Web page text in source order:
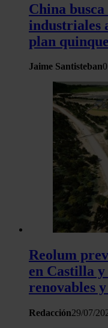
China
industriales
plan
Jaime Santisteban
Reolum
en Castilla
renovables
Redacción29/07/